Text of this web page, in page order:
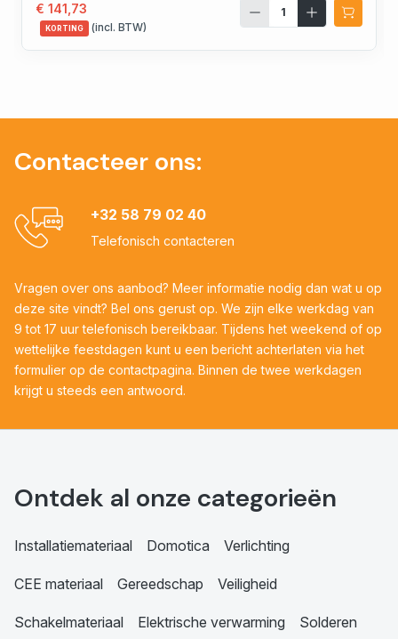
€ 141,73
KORTING (incl. BTW)
Contacteer ons:
+32 58 79 02 40
Telefonisch contacteren
Vragen over ons aanbod? Meer informatie nodig dan wat u op
deze site vindt? Bel ons gerust op. We zijn elke werkdag van
9 tot 17 uur telefonisch bereikbaar. Tijdens het weekend of op
wettelijke feestdagen kunt u een bericht achterlaten via het
formulier op de contactpagina. Binnen de twee werkdagen
krijgt u steeds een antwoord.
Ontdek al onze categorieën
Installatiemateriaal Domotica Verlichting
CEE materiaal Gereedschap Veiligheid
Schakelmateriaal Elektrische verwarming Solderen